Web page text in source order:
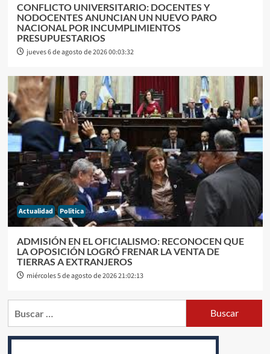
CONFLICTO UNIVERSITARIO: DOCENTES Y
NODOCENTES ANUNCIAN UN NUEVO PARO
NACIONAL POR INCUMPLIMIENTOS
PRESUPUESTARIOS
jueves 6 de agosto de 2026 00:03:32
Actualidad Politica
ADMISIÓN EN EL OFICIALISMO: RECONOCEN QUE
LA OPOSICIÓN LOGRÓ FRENAR LA VENTA DE
TIERRAS A EXTRANJEROS
miércoles 5 de agosto de 2026 21:02:13